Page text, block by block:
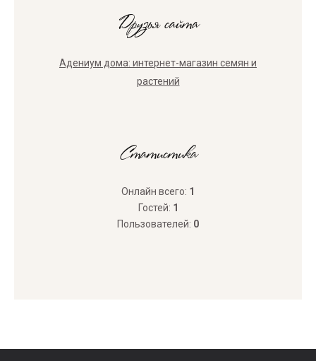
Друзья сайта
Адениум дома: интернет-магазин семян и
растений
Статистика
Онлайн всего: 1
Гостей: 1
Пользователей: 0